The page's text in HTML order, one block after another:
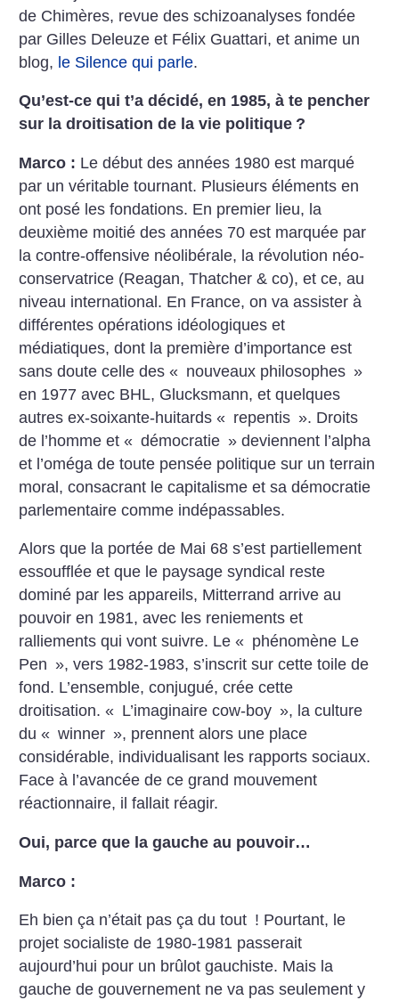
de Chimères, revue des schizoanalyses fondée
par Gilles Deleuze et Félix Guattari, et anime un
blog, le Silence qui parle.
Qu’est-ce qui t’a décidé, en 1985, à te pencher
sur la droitisation de la vie politique ?
Marco : Le début des années 1980 est marqué
par un véritable tournant. Plusieurs éléments en
ont posé les fondations. En premier lieu, la
deuxième moitié des années 70 est marquée par
la contre-offensive néolibérale, la révolution néo-
conservatrice (Reagan, Thatcher & co), et ce, au
niveau international. En France, on va assister à
différentes opérations idéologiques et
médiatiques, dont la première d’importance est
sans doute celle des « nouveaux philosophes »
en 1977 avec BHL, Glucksmann, et quelques
autres ex-soixante-huitards « repentis ». Droits
de l’homme et « démocratie » deviennent l’alpha
et l’oméga de toute pensée politique sur un terrain
moral, consacrant le capitalisme et sa démocratie
parlementaire comme indépassables.
Alors que la portée de Mai 68 s’est partiellement
essoufflée et que le paysage syndical reste
dominé par les appareils, Mitterrand arrive au
pouvoir en 1981, avec les reniements et
ralliements qui vont suivre. Le « phénomène Le
Pen », vers 1982-1983, s’inscrit sur cette toile de
fond. L’ensemble, conjugué, crée cette
droitisation. « L’imaginaire cow-boy », la culture
du « winner », prennent alors une place
considérable, individualisant les rapports sociaux.
Face à l’avancée de ce grand mouvement
réactionnaire, il fallait réagir.
Oui, parce que la gauche au pouvoir…
Marco :
Eh bien ça n’était pas ça du tout ! Pourtant, le
projet socialiste de 1980-1981 passerait
aujourd’hui pour un brûlot gauchiste. Mais la
gauche de gouvernement ne va pas seulement y